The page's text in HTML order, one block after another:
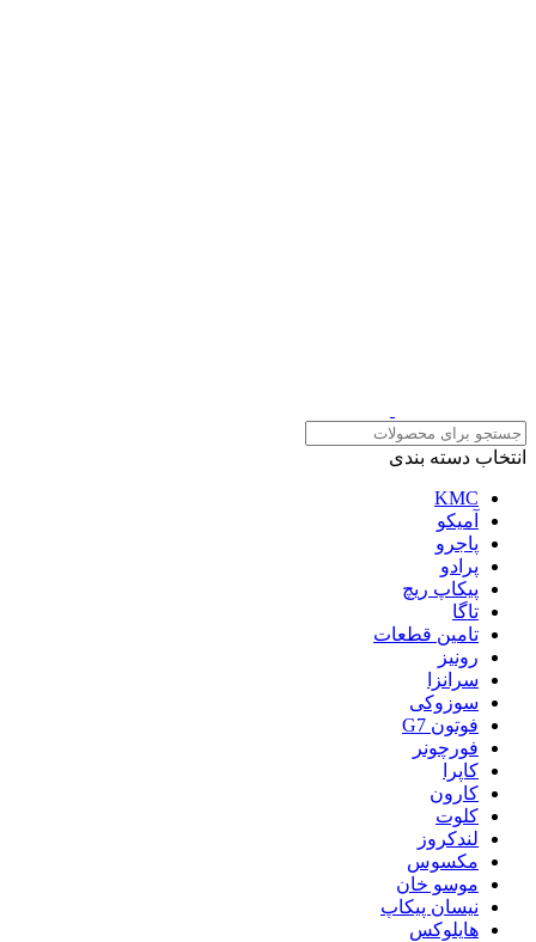
انتخاب دسته بندی
KMC
آمیکو
پاجرو
پرادو
پیکاپ ریچ
تاگا
تامین قطعات
رونیز
سرانزا
سوزوکی
فوتون G7
فورچونر
کاپرا
کارون
کلوت
لندکروز
مکسوس
موسو خان
نیسان پیکاپ
هایلوکس